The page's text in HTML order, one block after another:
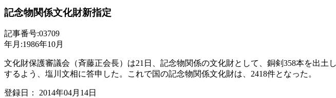
記念物関係文化財新指定
記事番号:03709
年月:1986年10月
文化財保護審議会（斉藤正会長）は21日、記念物関係の文化財として、銅剣358本を出
するよう、塩川文相に答申した。これで国の記念物関係文化財は、2418件となった。
登録日： 2014年04月14日